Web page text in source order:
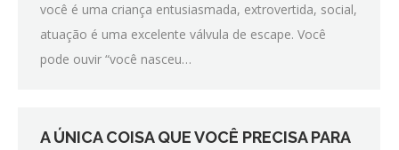
você é uma criança entusiasmada, extrovertida, social,
atuação é uma excelente válvula de escape. Você
pode ouvir “você nasceu…
A ÚNICA COISA QUE VOCÊ PRECISA PARA